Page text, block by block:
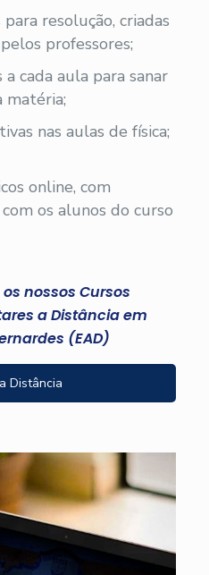
resolução, criadas
professores;
cada aula para sanar
matéria;
nas aulas de física;
online, com
os alunos do curso
nossos Cursos
a Distância em
(EAD)
Distância